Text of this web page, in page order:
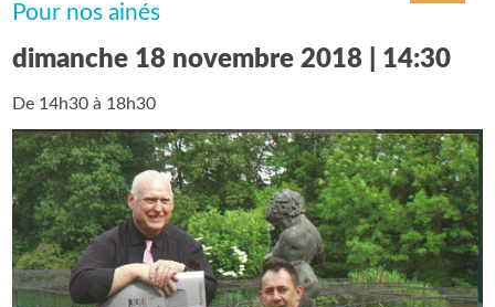
Pour nos ainés
dimanche 18 novembre 2018 | 14:30
De 14h30 à 18h30